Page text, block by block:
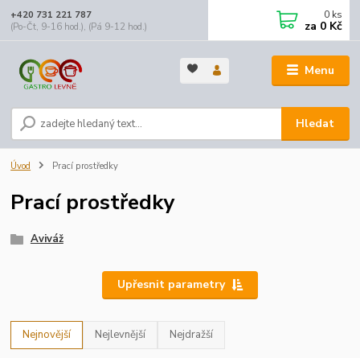
Menu
Hledat
+420 731 221 787
(Po-Čt, 9-16 hod.), (Pá 9-12 hod.)
0 ks
za 0 Kč
Úvod Prací prostředky
Prací prostředky
Aviváž
Upřesnit parametry
Nejnovější Nejlevnější Nejdražší